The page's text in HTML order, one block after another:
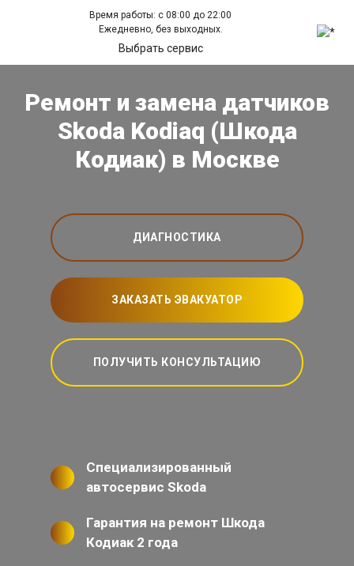
Время работы: с 08:00 до 22:00
Ежедневно, без выходных.
Выбрать сервис
Ремонт и замена датчиков
Skoda Kodiaq (Шкода
Кодиак) в Москве
ДИАГНОСТИКА
ЗАКАЗАТЬ ЭВАКУАТОР
ПОЛУЧИТЬ КОНСУЛЬТАЦИЮ
Специализированный
автосервис Skoda
Гарантия на ремонт Шкода
Кодиак 2 года